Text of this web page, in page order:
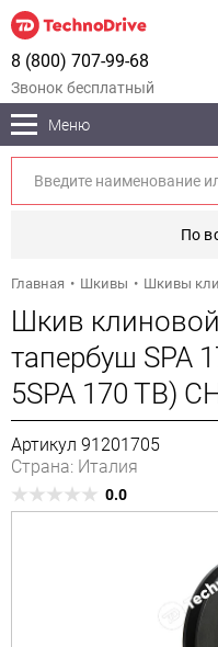
8 (800) 707-99-68
Звонок бесплатный
Меню
По
Главная Шкивы Шкивы
Шкив
тапербуш SPA
5SPA 170 TB)
Артикул 91201705
Страна: Италия
0.0